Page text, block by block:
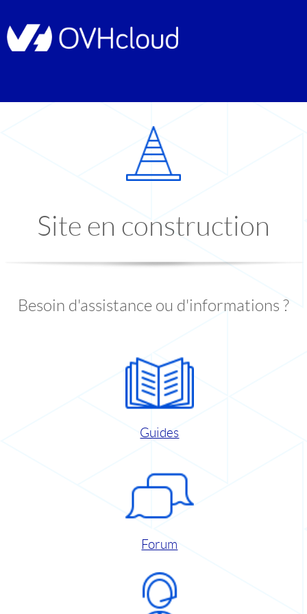
Site en construction
Besoin d'assistance ou d'informations ?
Guides
Forum